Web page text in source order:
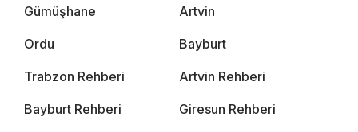
Gümüşhane Artvin
Ordu Bayburt
Trabzon Rehberi Artvin Rehberi
Bayburt Rehberi Giresun Rehberi